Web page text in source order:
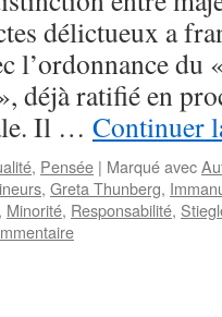
délictueux a
l’ordonnance du
déjà ratifié en
Il … Continuer
, Pensée | Marqué avec
, Greta Thunberg,
, Minorité, Responsabilité,